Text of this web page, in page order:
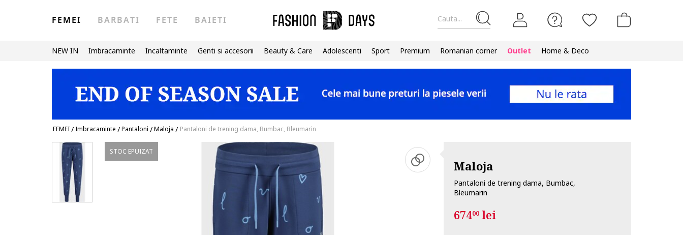
Cauta...
FEMEI BARBATI FETE BAIETI
NEW IN Imbracaminte Incaltaminte Genti si accesorii Beauty & Care Adolescenti Sport Premium Romanian corner Outlet Home & Deco
FEMEI/Imbracaminte /Pantaloni /Maloja / Pantaloni de trening dama, Bumbac, Bleumarin
STOC EPUIZAT
Maloja
Pantaloni de trening dama, Bumbac,
Bleumarin
67400lei